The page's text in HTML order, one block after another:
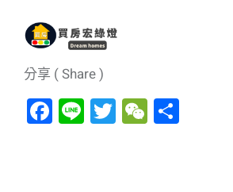
分享 ( Share )
F
a
Li
n
T
wi
W
e